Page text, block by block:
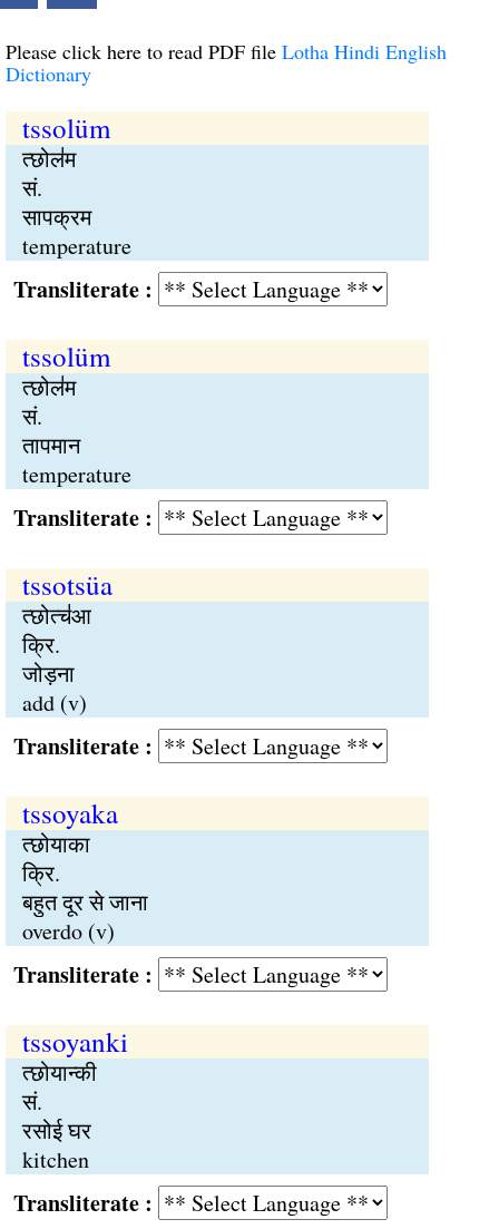
Please click here to read PDF file Lotha Hindi English
Dictionary
tssolüm
त्छोल॑म
सं.
सापक्रम
temperature
:
tssolüm
त्छोल॑म
सं.
तापमान
temperature
:
tssotsüa
त्छोत्च॑आ
क्रि.
जोड़ना
add (v)
:
tssoyaka
त्छोयाका
क्रि.
बहुत दूर से जाना
overdo (v)
:
tssoyanki
त्छोयान्की
सं.
रसोई घर
kitchen
: